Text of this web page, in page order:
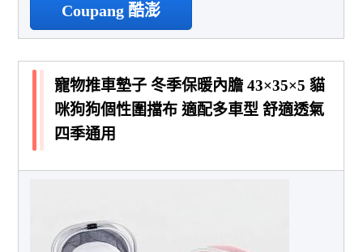
Coupang 酷澎
寵物推車墊子 冬季保暖內膽 43×35×5 貓
咪狗狗個性圍擋布 適配多車型 舒適透氣
四季通用